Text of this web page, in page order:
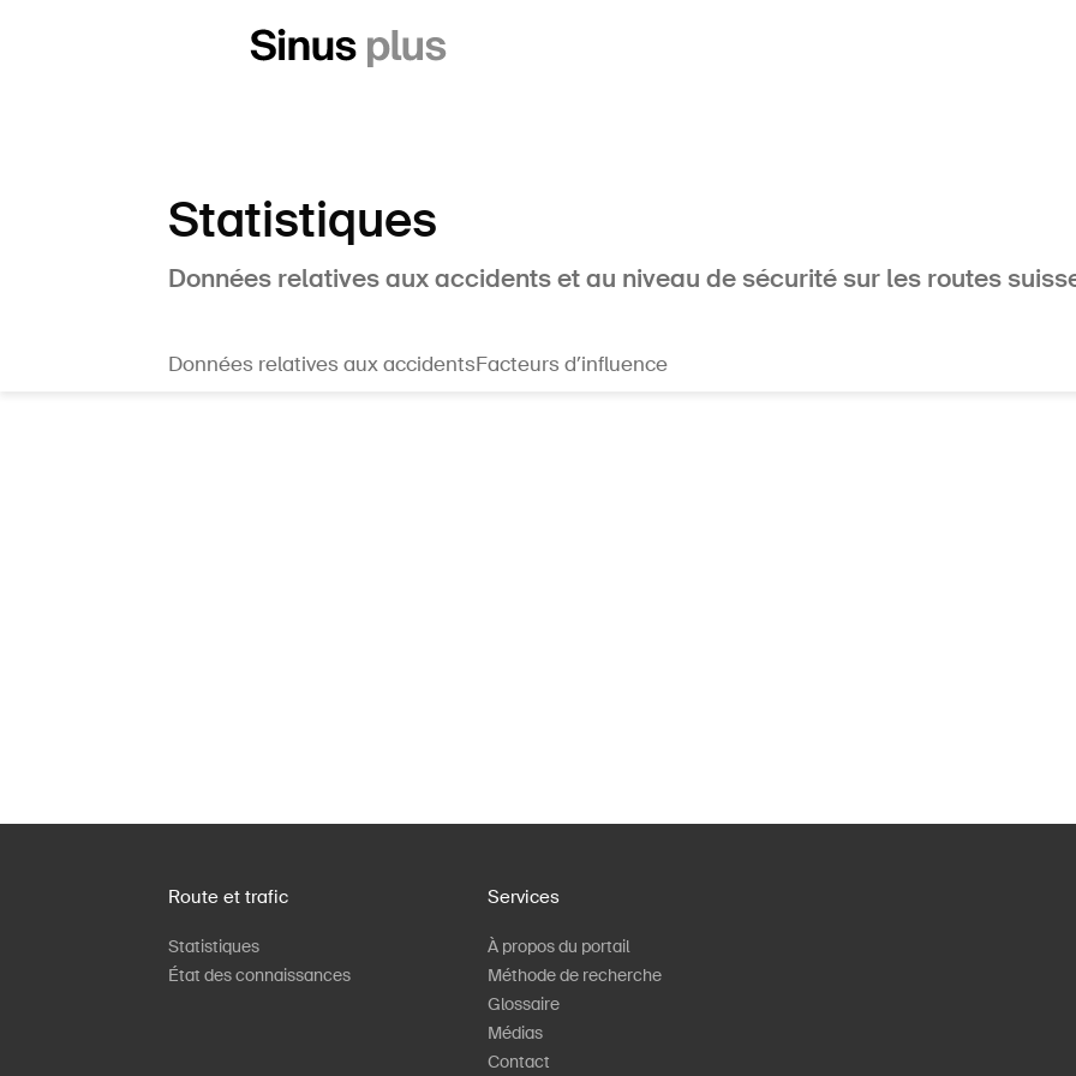
Statistiques
Données relatives aux accidents et au niveau de sécurité sur les routes
Données relatives aux accidentsFacteurs d’influence
Route et trafic
Statistiques
État des connaissances
Services
À propos du portail
Méthode de recherche
Glossaire
Médias
Contact